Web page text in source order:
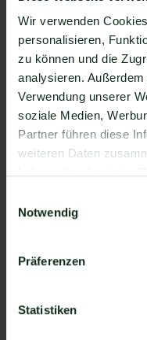
Wir verwenden
personalisieren,
zu können und die
analysieren.
Verwendung unserer
soziale Medien,
Partner führen diese
weiteren Daten
Notwendig
Präferenzen
Statistiken
Mateo stehen
über 6.000 Apps
WhatsApp
natürlich auch
Da der
dem Anbieter der
differenziert, gibt es
Anleitung. Wir zeigen
Einrichtung der
So funktioniert
Schritt 1: Zapier
Schritt 2: Eine